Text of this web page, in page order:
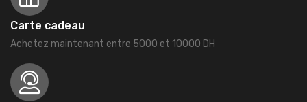
Carte cadeau
Achetez maintenant entre 5000 et 10000 DH